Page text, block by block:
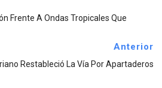
Frente A Ondas Tropicales Que
Anterior
Restableció La Vía Por Apartaderos